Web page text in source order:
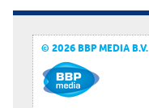
© 2026 BBP MEDIA B.V.